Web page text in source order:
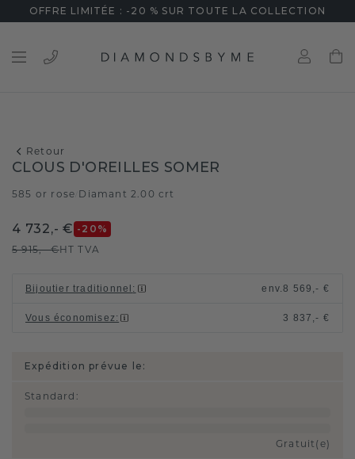
OFFRE LIMITÉE : -20 % SUR TOUTE LA COLLECTION
Retour
CLOUS D'OREILLES SOMER
585 or rose Diamant 2.00 crt
4 732,- € -20 %
5 915,- €HT TVA
Bijoutier traditionnel : env.8 569,- €
Vous économisez: 3 837,- €
Expédition prévue le:
Standard :
Gratuit(e)